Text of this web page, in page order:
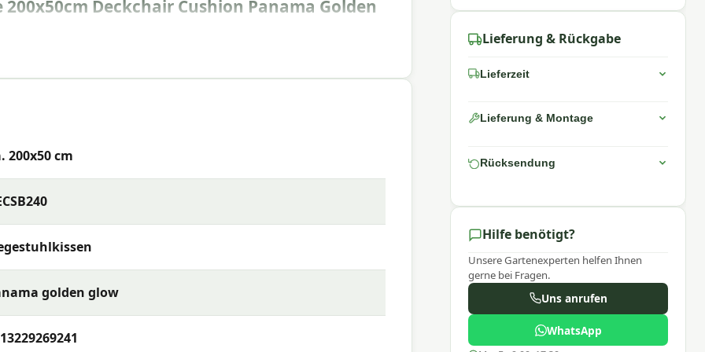
Deckchair Cushion Panama Golden
200x50 cm
golden glow
Lieferung & Rückgabe
Lieferzeit
Lieferung & Montage
Rücksendung
Hilfe benötigt?
Unsere Gartenexperten helfen Ihnen
gerne bei Fragen.
Uns anrufen
WhatsApp